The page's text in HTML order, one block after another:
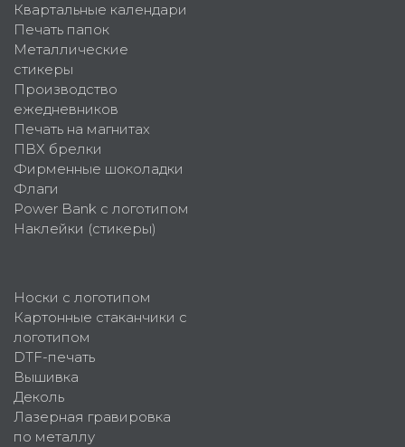
Квартальные календари
Печать папок
Металлические
стикеры
Производство
ежедневников
Печать на магнитах
ПВХ брелки
Фирменные шоколадки
Флаги
Power Bank с логотипом
Наклейки (стикеры)
Носки с логотипом
Картонные стаканчики с
логотипом
DTF-печать
Вышивка
Деколь
Лазерная гравировка
по металлу